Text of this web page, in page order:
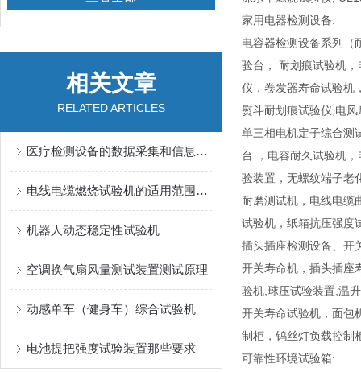
相关文章
RELATED ARTICLES
医疗检测设备的数据采集和信息处理技术探索
电线电缆燃烧试验机的适用范围及对应标准有哪些？
机器人动态稳定性试验机
空调换气扇风量测试装置测试原理
动感单车（健身车）综合试验机
电池提把强度试验装置那些要求
家用电器检测设备:
电容器检测设备系列（
验台， 耐划痕试验机
仪，卷发器寿命试验机
熨斗耐划痕试验仪,电
单三相电机定子综合测
台 ，电容耐久试验机
验装置，无螺纹端子老
耐磨测试机，电线电缆
试验机，纸箱抗压强度
插头插座检测设备、开
开关寿命机，插头插座
验机,球压试验装置,温
开关寿命试验机，面包
制柜，钨丝灯负载控制
可靠性环境试验箱: